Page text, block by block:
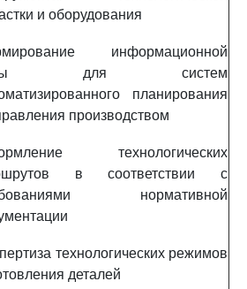
и оборудования
информационной
для систем
планирования
производством
технологических
в соответствии с
нормативной
технологических режимов
деталей